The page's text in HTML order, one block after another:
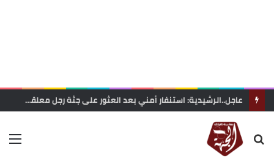
عاجل..الرشيدية: استنفار أمني بعد العثور على جثة رجل معلقة بحبل داخل غابة تاركة القديمة